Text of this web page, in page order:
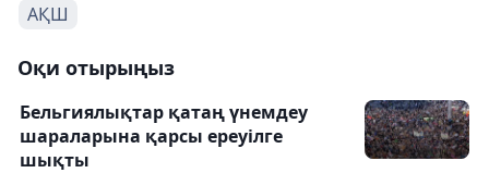
АҚШ
Оқи отырыңыз
Бельгиялықтар қатаң үнемдеу
шараларына қарсы ереуілге
шықты